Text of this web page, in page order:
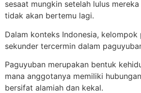
sesaat mungkin setelah lulus
tidak akan bertemu lagi.
Dalam konteks Indonesia, kelompok
sekunder tercermin dalam
Paguyuban merupakan bentuk
mana anggotanya memiliki
bersifat alamiah dan kekal.